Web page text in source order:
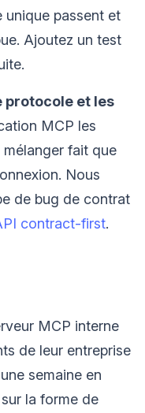
unique passent et
Ajoutez un test
protocole et les
MCP les
fait que
Nous
de bug de contrat
contract-first.
MCP interne
de leur entreprise
semaine en
la forme de